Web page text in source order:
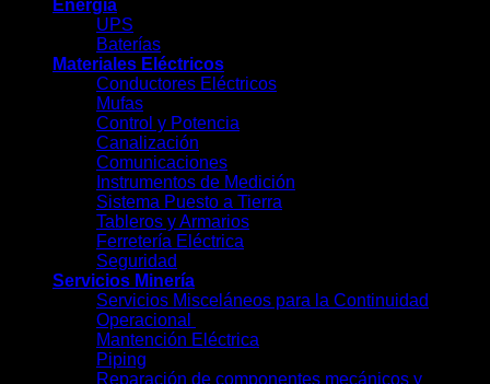
Energía
UPS
Baterías
Materiales Eléctricos
Conductores Eléctricos
Mufas
Control y Potencia
Canalización
Comunicaciones
Instrumentos de Medición
Sistema Puesto a Tierra
Tableros y Armarios
Ferretería Eléctrica
Seguridad
Servicios Minería
Servicios Misceláneos para la Continuidad
Operacional
Mantención Eléctrica
Piping
Reparación de componentes mecánicos y